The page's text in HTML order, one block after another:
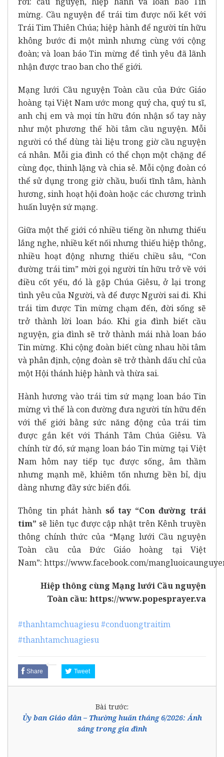
mừng. Cầu nguyện để trái tim được nối kết với
Trái Tim Thiên Chúa; hiệp hành để người tín hữu
không bước đi một mình nhưng cùng với cộng
đoàn; và loan báo Tin mừng để tình yêu đã lãnh
nhận được trao ban cho thế giới.
Mạng lưới Cầu nguyện Toàn cầu của Đức Giáo
hoàng tại Việt Nam ước mong quý cha, quý tu sĩ,
anh chị em và mọi tín hữu đón nhận sổ tay này
như một phương thế hồi tâm cầu nguyện. Mỗi
người có thể dùng tài liệu trong giờ cầu nguyện
cá nhân. Mỗi gia đình có thể chọn một chặng để
cùng đọc, thinh lặng và chia sẻ. Mỗi cộng đoàn có
thể sử dụng trong giờ chầu, buổi tĩnh tâm, hành
hương, sinh hoạt hội đoàn hoặc các chương trình
huấn luyện sứ mạng.
Giữa một thế giới có nhiều tiếng ồn nhưng thiếu
lắng nghe, nhiều kết nối nhưng thiếu hiệp thông,
nhiều hoạt động nhưng thiếu chiều sâu, “Con
đường trái tim” mời gọi người tín hữu trở về với
điều cốt yếu, đó là gặp Chúa Giêsu, ở lại trong
tình yêu của Người, và để được Người sai đi. Khi
trái tim được Tin mừng chạm đến, đời sống sẽ
trở thành lời loan báo. Khi gia đình biết cầu
nguyện, gia đình sẽ trở thành mái nhà loan báo
Tin mừng. Khi cộng đoàn biết cùng nhau hồi tâm
và phân định, cộng đoàn sẽ trở thành dấu chỉ của
một Hội thánh hiệp hành và thừa sai.
Hành hương vào trái tim sứ mạng loan báo Tin
mừng vì thế là con đường đưa người tín hữu đến
với thế giới bằng sức năng động của trái tim
được gắn kết với Thánh Tâm Chúa Giêsu. Và
chính từ đó, sứ mạng loan báo Tin mừng tại Việt
Nam hôm nay tiếp tục được sống, âm thầm
nhưng mạnh mẽ, khiêm tốn nhưng bền bỉ, dịu
dàng nhưng đầy sức biến đổi.
Thông tin phát hành sổ tay “Con đường trái
tim” sẽ liên tục được cập nhật trên Kênh truyền
thông chính thức của “Mạng lưới Cầu nguyện
Toàn cầu của Đức Giáo hoàng tại Việt
Nam”: https://www.facebook.com/
Hiệp thông cùng Mạng lưới Cầu nguyện
Toàn cầu: https://www.popesprayer.va
#thanhtamchuagiesu#conduongtraitim
#thanhtamchuagiesu
Share Tweet
Bài trước:
Ủy ban Giáo dân – Thường huấn tháng 6/2026: Ánh
sáng trong gia đình